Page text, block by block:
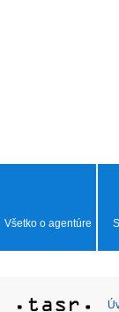
Všetko o agentúre